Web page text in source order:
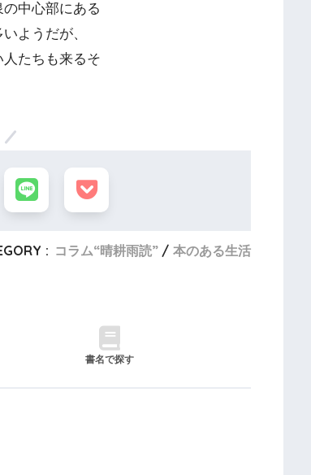
中心部にある
ようだが、
人たちも来るそ
: コラム“晴耕雨読” 本のある生活
書名で探す